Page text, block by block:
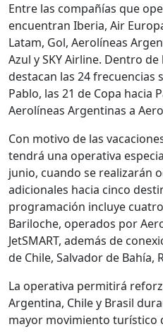
Entre las compañías que
encuentran Iberia, Air
Latam, Gol, Aerolíneas
Azul y SKY Airline. Dentro
destacan las 24 frecuencias
Pablo, las 21 de Copa hacia
Aerolíneas Argentinas a
Con motivo de las
tendrá una operativa
junio, cuando se realizarán
adicionales hacia cinco
programación incluye
Bariloche, operados por
JetSMART, además de
de Chile, Salvador de Bahía,
La operativa permitirá
Argentina, Chile y Brasil
mayor movimiento turístico